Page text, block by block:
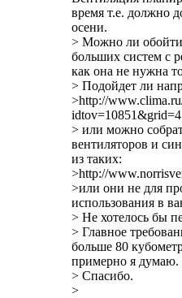
время т.е. должно
осени.
> Можно ли
больших систем с
как она не нужна
> Подойдет ли
>http://
idtov=10851&grid=4
> или можно
вентиляторов и
из таких:
>http://
>или они не для
использования в
> Не хотелось бы
> Главное
больше 80
примерно я думаю.
> Спасибо.
>